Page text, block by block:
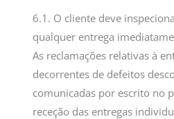
6.1. O cliente deve
qualquer entrega
As reclamações relativas à
decorrentes de defeitos
comunicadas por escrito no
receção das entregas